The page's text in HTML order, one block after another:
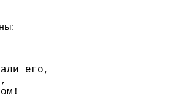
его,